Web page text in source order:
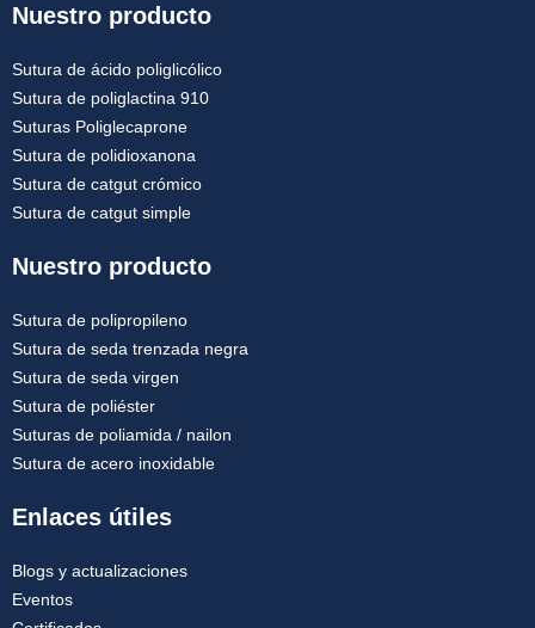
Nuestro producto
Sutura de ácido poliglicólico
Sutura de poliglactina 910
Suturas Poliglecaprone
Sutura de polidioxanona
Sutura de catgut crómico
Sutura de catgut simple
Nuestro producto
Sutura de polipropileno
Sutura de seda trenzada negra
Sutura de seda virgen
Sutura de poliéster
Suturas de poliamida / nailon
Sutura de acero inoxidable
Enlaces útiles
Blogs y actualizaciones
Eventos